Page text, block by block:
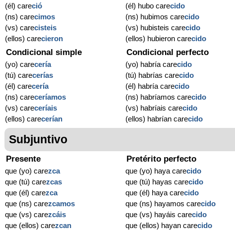
(él) careció
(ns) carecimos
(vs) carecisteis
(ellos) carecieron
(él) hubo carecido
(ns) hubimos carecido
(vs) hubisteis carecido
(ellos) hubieron carecido
Condicional simple
(yo) carecería
(tú) carecerías
(él) carecería
(ns) careceríamos
(vs) careceríais
(ellos) carecerían
Condicional perfecto
(yo) habría carecido
(tú) habrías carecido
(él) habría carecido
(ns) habríamos carecido
(vs) habríais carecido
(ellos) habrían carecido
Subjuntivo
Presente
que (yo) carezca
que (tú) carezcas
que (él) carezca
que (ns) carezcamos
que (vs) carezcáis
que (ellos) carezcan
Pretérito perfecto
que (yo) haya carecido
que (tú) hayas carecido
que (él) haya carecido
que (ns) hayamos carecido
que (vs) hayáis carecido
que (ellos) hayan carecido